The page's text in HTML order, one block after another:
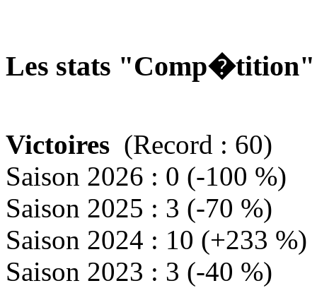
Les stats
Victoires (Record : 60)
Saison 2026 : 0 (-100 %)
Saison 2025 : 3 (-70 %)
Saison 2024 : 10 (+233 %)
Saison 2023 : 3 (-40 %)